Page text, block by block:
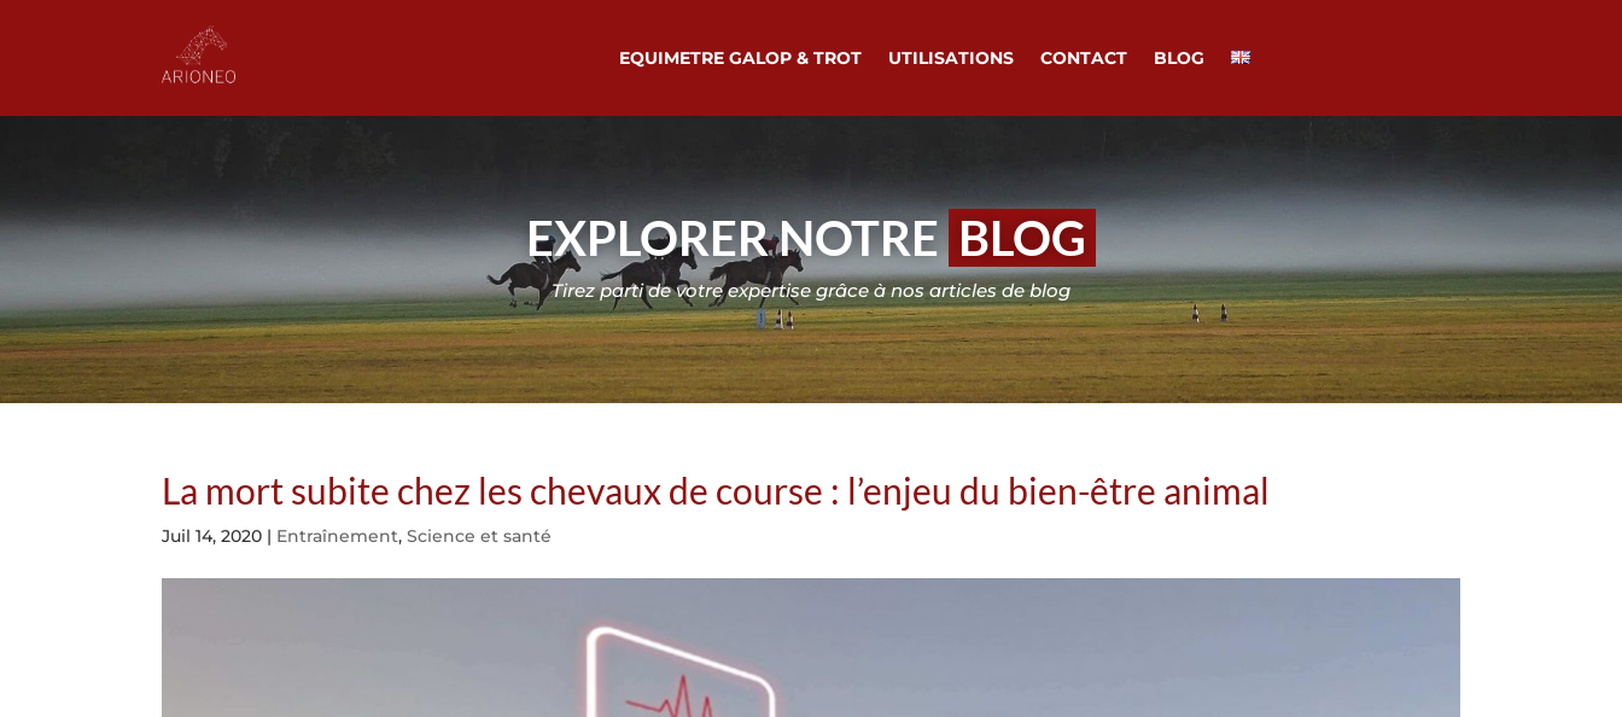
EQUIMETRE GALOP & TROT UTILISATIONS CONTACT BLOG
EXPLORER NOTRE BLOG
Tirez parti de votre expertise grâce à nos articles de blog
La mort subite chez les chevaux de course : l’enjeu du bien-être animal
Juil 14, 2020 | Entraînement,Science et santé